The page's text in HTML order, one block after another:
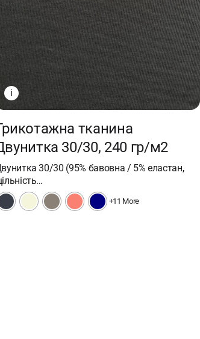
i
тканина
30/30, 240 гр/м2
30/30 (95% бавовна / 5% еластан,
+11 More